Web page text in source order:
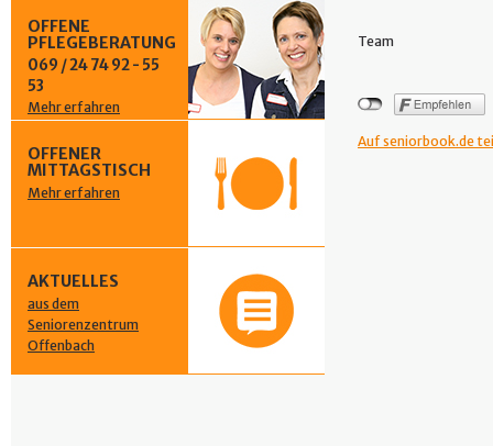
OFFENE
PFLEGEBERATUNG
069 / 24 74 92 - 55
53
Mehr erfahren
OFFENER
MITTAGSTISCH
Mehr erfahren
AKTUELLES
aus dem
Seniorenzentrum
Offenbach
Team
Auf seniorbook.de